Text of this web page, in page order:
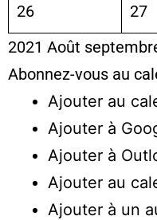
26 27
2021 Août
Abonnez-vous au
Ajouter au
Ajouter à
Ajouter à
Ajouter au
Ajouter à un